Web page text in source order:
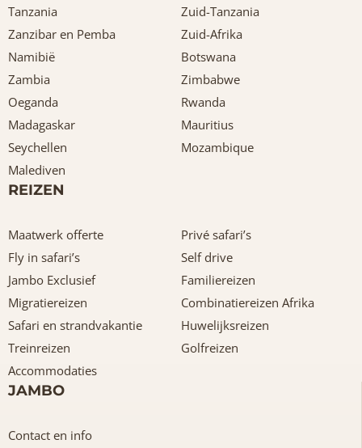
Tanzania
Zuid-Tanzania
Zanzibar en Pemba
Zuid-Afrika
Namibië
Botswana
Zambia
Zimbabwe
Oeganda
Rwanda
Madagaskar
Mauritius
Seychellen
Mozambique
Malediven
REIZEN
Maatwerk offerte
Privé safari’s
Fly in safari’s
Self drive
Jambo Exclusief
Familiereizen
Migratiereizen
Combinatiereizen Afrika
Safari en strandvakantie
Huwelijksreizen
Treinreizen
Golfreizen
Accommodaties
JAMBO
Contact en info